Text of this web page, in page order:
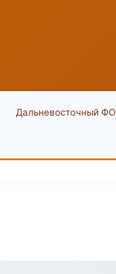
Дальневосточный ФО